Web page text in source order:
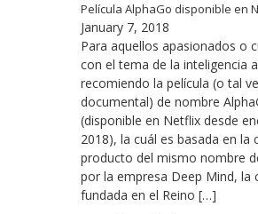
Película AlphaGo disponible en
January 7, 2018
Para aquellos apasionados o
con el tema de la inteligencia
recomiendo la película (o tal
documental) de nombre
(disponible en Netflix desde
2018), la cuál es basada en la
producto del mismo nombre
por la empresa Deep Mind, la
fundada en el Reino […]